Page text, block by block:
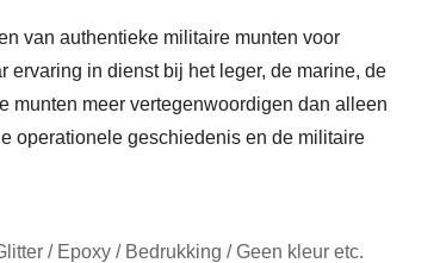
van authentieke militaire munten voor
ervaring in dienst bij het leger, de marine, de
munten meer vertegenwoordigen dan alleen
operationele geschiedenis en de militaire
/ Epoxy / Bedrukking / Geen kleur etc.